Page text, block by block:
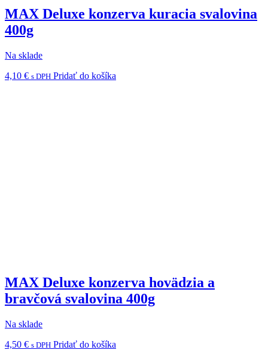
MAX Deluxe konzerva kuracia svalovina
400g
Na sklade
4,10 € s DPH Pridať do košíka
MAX Deluxe konzerva hovädzia a
bravčová svalovina 400g
Na sklade
4,50 € s DPH Pridať do košíka